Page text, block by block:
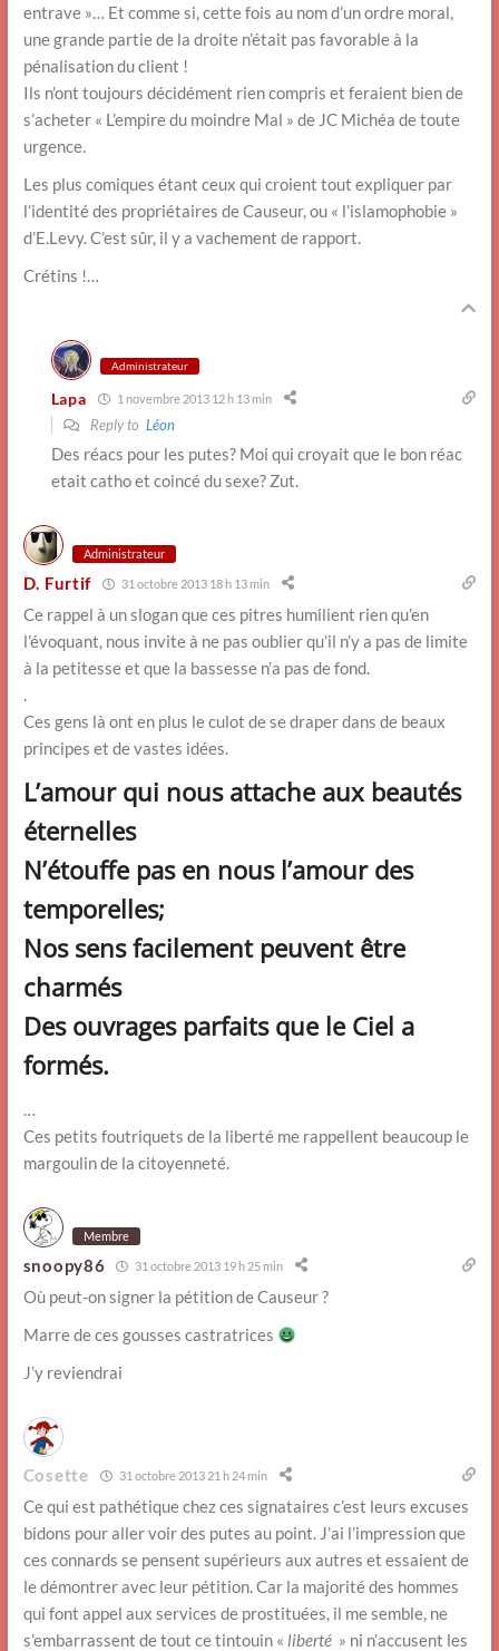
entrave »… Et comme si, cette fois au nom d’un ordre moral,
une grande partie de la droite n’était pas favorable à la
pénalisation du client !
Ils n’ont toujours décidément rien compris et feraient bien de
s’acheter « L’empire du moindre Mal » de JC Michéa de toute
urgence.
Les plus comiques étant ceux qui croient tout expliquer par
l’identité des propriétaires de Causeur, ou « l’islamophobie »
d’E.Levy. C’est sûr, il y a vachement de rapport.
Crétins !…
Administrateur
Lapa 1 novembre 2013 12 h 13 min
Reply to Léon
Des réacs pour les putes? Moi qui croyait que le bon réac
etait catho et coincé du sexe? Zut.
Administrateur
D. Furtif 31 octobre 2013 18 h 13 min
Ce rappel à un slogan que ces pitres humilient rien qu’en
l’évoquant, nous invite à ne pas oublier qu’il n’y a pas de limite
à la petitesse et que la bassesse n’a pas de fond.
.
Ces gens là ont en plus le culot de se draper dans de beaux
principes et de vastes idées.
L’amour qui nous attache aux beautés
éternelles
N’étouffe pas en nous l’amour des
temporelles;
Nos sens facilement peuvent être
charmés
Des ouvrages parfaits que le Ciel a
formés.
…
Ces petits foutriquets de la liberté me rappellent beaucoup le
margoulin de la citoyenneté.
Membre
snoopy86 31 octobre 2013 19 h 25 min
Où peut-on signer la pétition de Causeur ?
Marre de ces gousses castratrices
J’y reviendrai
Cosette 31 octobre 2013 21 h 24 min
Ce qui est pathétique chez ces signataires c’est leurs excuses
bidons pour aller voir des putes au point. J’ai l’impression que
ces connards se pensent supérieurs aux autres et essaient de
le démontrer avec leur pétition. Car la majorité des hommes
qui font appel aux services de prostituées, il me semble, ne
s’embarrassent de tout ce tintouin « liberté » ni n’accusent les